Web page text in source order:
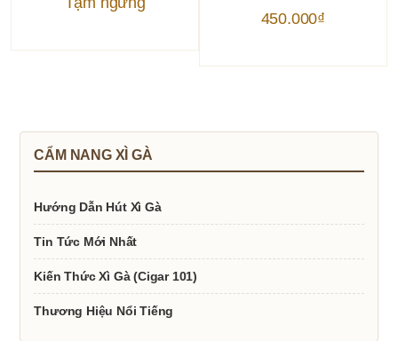
450.000₫
CẨM NANG XÌ GÀ
Hướng Dẫn Hút Xì Gà
Tin Tức Mới Nhất
Kiến Thức Xì Gà (Cigar 101)
Thương Hiệu Nổi Tiếng